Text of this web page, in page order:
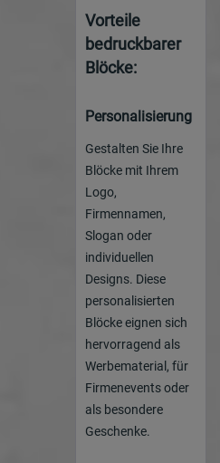
Vorteile
bedruckbarer
Blöcke:
Personalisierung
Gestalten Sie Ihre
Blöcke mit Ihrem
Logo,
Firmennamen,
Slogan oder
individuellen
Designs. Diese
personalisierten
Blöcke eignen sich
hervorragend als
Werbematerial, für
Firmenevents oder
als besondere
Geschenke.